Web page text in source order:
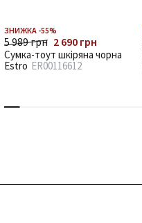
ЗНИЖКА -55%
5 989 грн 2 690 грн
Сумка-тоут шкіряна чорна
Estro ER00116612